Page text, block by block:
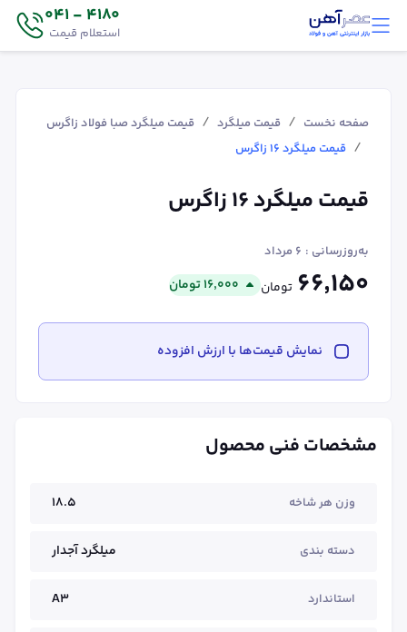
4180 - 041
استعلام قیمت
صفحه نخست / قیمت میلگرد / قیمت میلگرد صبا فولاد زاگرس
/ قیمت میلگرد ۱۶ زاگرس
قیمت میلگرد ۱۶ زاگرس
به‌روزرسانی : ۶ مرداد
۶۶٬۱۵۰ تومان ۱۶٬۰۰۰تومان
نمایش قیمت‌ها با ارزش افزوده
مشخصات فنی محصول
وزن هر شاخه 18.5
دسته بندی میلگرد آجدار
استاندارد A3